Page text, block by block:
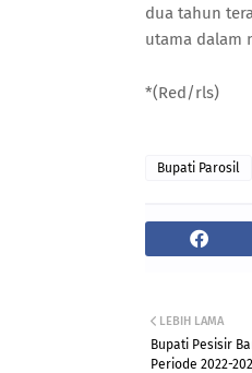
dua tahun
utama dalam
*(Red/rls)
Bupati Parosil
LEBIH LAMA
Bupati Pesisir
Periode 2022-